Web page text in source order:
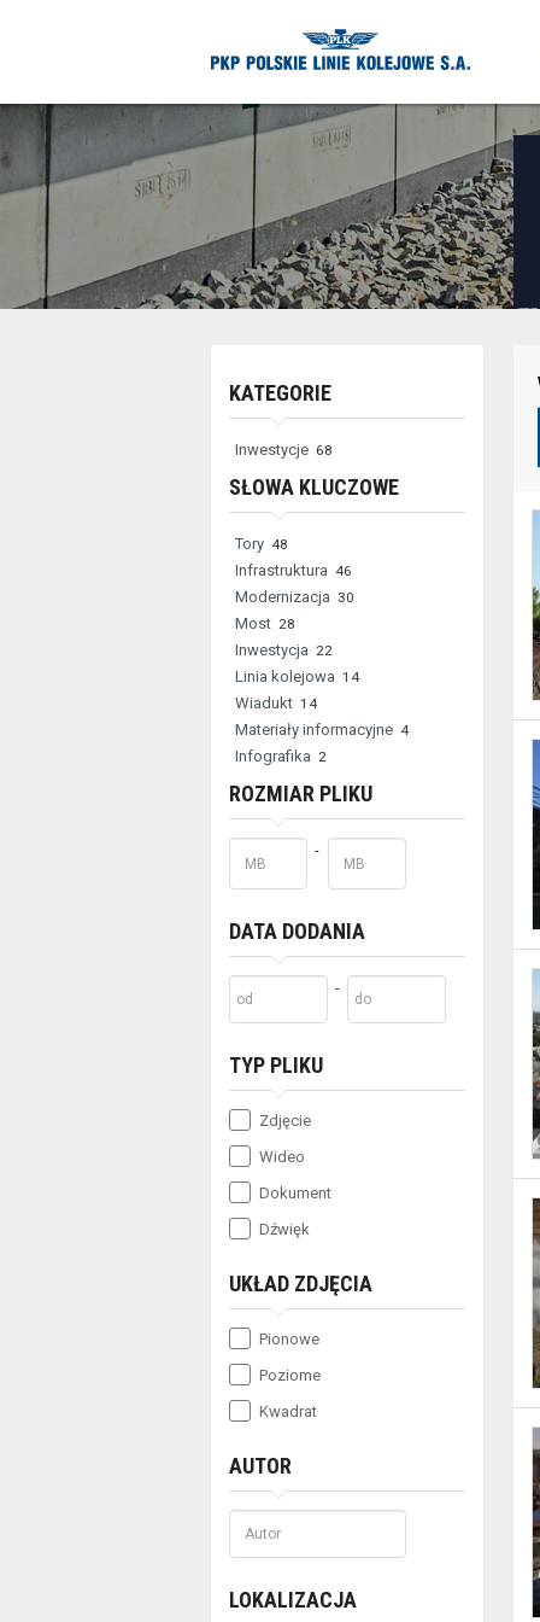
elementy
służące
zaawansowanego
filtrowania
wyników
wyszukiwania
dostępne
dla
czytników
ekranu
(sekcja
lokalizacja).
wyświetlić
zawężone
wyniki
wyszukiwania
można
wypełnić
tylko
niektóre
pozycje
formularzy
wybrać
przycisk
KATEGORIE
Inwestycje 68
SŁOWA KLUCZOWE
Tory 48
Infrastruktura 46
Modernizacja 30
Most 28
Inwestycja 22
Linia kolejowa 14
Wiadukt 14
Materiały informacyjne 4
Infografika 2
ROZMIAR PLIKU
rozmiar
-
rozmiar
DATA DODANIA
-
TYP PLIKU
Zdjęcie
Wideo
Dokument
Dźwięk
UKŁAD ZDJĘCIA
Pionowe
Poziome
Kwadrat
AUTOR
LOKALIZACJA